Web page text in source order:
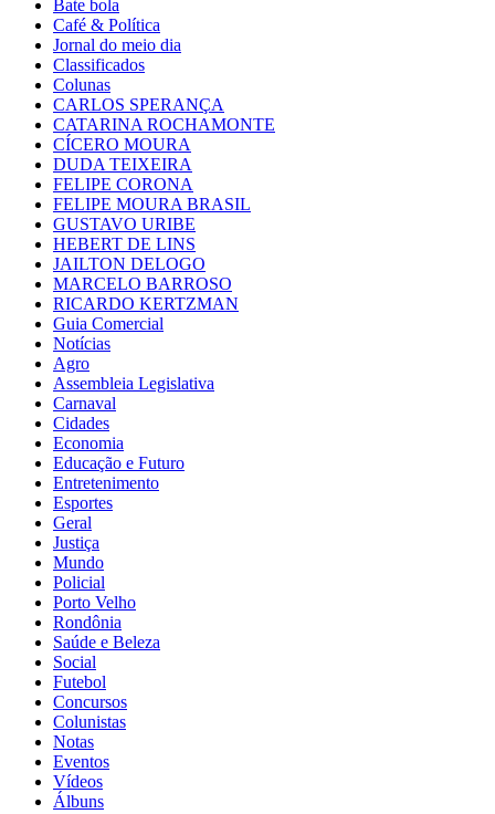
Bate bola
Café & Política
Jornal do meio dia
Classificados
Colunas
CARLOS SPERANÇA
CATARINA ROCHAMONTE
CÍCERO MOURA
DUDA TEIXEIRA
FELIPE CORONA
FELIPE MOURA BRASIL
GUSTAVO URIBE
HEBERT DE LINS
JAILTON DELOGO
MARCELO BARROSO
RICARDO KERTZMAN
Guia Comercial
Notícias
Agro
Assembleia Legislativa
Carnaval
Cidades
Economia
Educação e Futuro
Entretenimento
Esportes
Geral
Justiça
Mundo
Policial
Porto Velho
Rondônia
Saúde e Beleza
Social
Futebol
Concursos
Colunistas
Notas
Eventos
Vídeos
Álbuns